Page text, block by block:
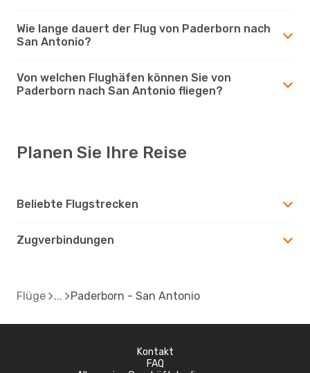
Wie lange dauert der Flug von Paderborn nach
San Antonio?
Von welchen Flughäfen können Sie von
Paderborn nach San Antonio fliegen?
Planen Sie Ihre Reise
Beliebte Flugstrecken
Zugverbindungen
Flüge Paderborn - San Antonio
Kontakt
FAQ